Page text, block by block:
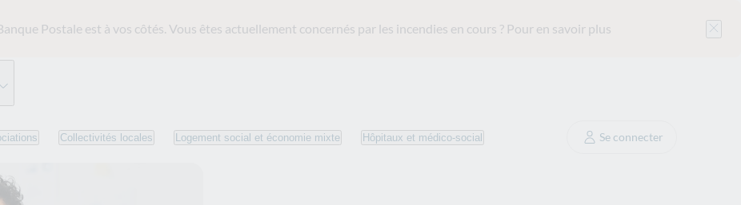
Postale est à vos côtés. Vous êtes actuellement concernés par les incendies en cours ? Pour en savoir plus
Se connecter
Collectivités locales Logement social et économie mixte Hôpitaux et médico-social
Gestion des operations et releves Banque à Distance